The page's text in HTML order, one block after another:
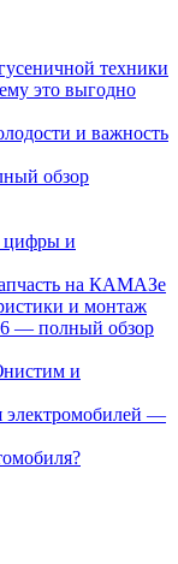
техники
это выгодно
и важность
обзор
цифры и
на КАМАЗе
и монтаж
— полный обзор
и
электромобилей —